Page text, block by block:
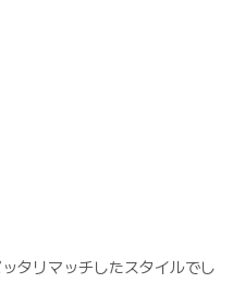
タリマッチしたスタイルでし